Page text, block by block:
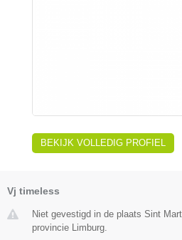
BEKIJK VOLLEDIG PROFIEL
Vj timeless
Niet gevestigd in de plaats Sint
provincie Limburg.